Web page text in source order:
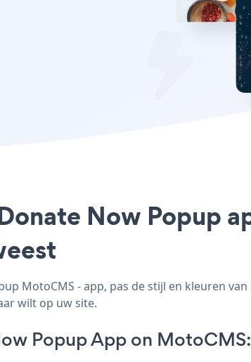
Now Popup
MotoCMS - app, pas de stijl en kleuren
wilt op uw site.
Popup App on MotoCMS: